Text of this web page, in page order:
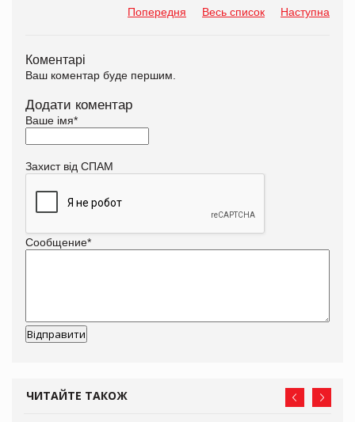
Попередня Весь список Наступна
Коментарі
Ваш коментар буде першим.
Додати коментар
Ваше імя*
Захист від СПАМ
Сообщение*
ЧИТАЙТЕ ТАКОЖ